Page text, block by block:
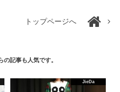
トップページへ
の記事も人気です。
JieDa